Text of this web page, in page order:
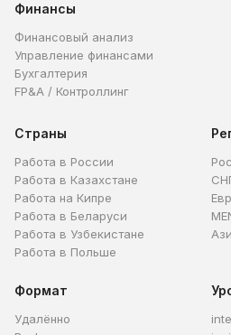
Финансы
Финансовый анализ
Управление финансами
Бухгалтерия
FP&A / Контроллинг
Страны
Работа в России
Работа в Казахстане
Работа на Кипре
Работа в Беларуси
Работа в Узбекистане
Работа в Польше
Формат
Удалённо